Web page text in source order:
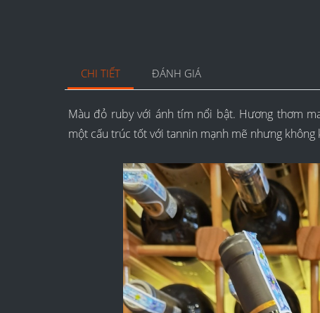
CHI TIẾT ĐÁNH GIÁ
Màu đỏ ruby với ánh tím nổi bật. Hương thơm
một cấu trúc tốt với tannin mạnh mẽ nhưng